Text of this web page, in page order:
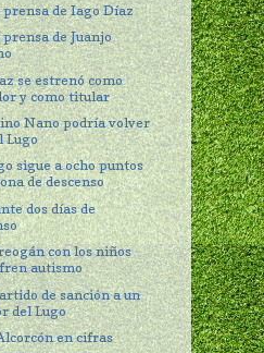
prensa de Iago Díaz
prensa de Juanjo
se estrenó como
y como titular
Nano podría volver
Lugo
sigue a ocho puntos
de descenso
dos días de
con los niños
autismo
de sanción a un
del Lugo
en cifras